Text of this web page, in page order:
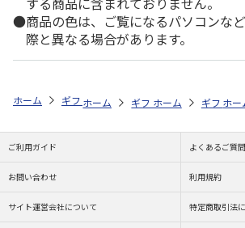
商品の色は、ご覧になるパソコンな
際と異なる場合があります。
ホーム ギフト通販 内祝い・お返し 法要
ホーム ギフト通販 内祝い・
ホーム ギフト通
ホー
ご利用ガイド よくあるご質問
お問い合わせ 利用規約
サイト運営会社について 特定商取引法